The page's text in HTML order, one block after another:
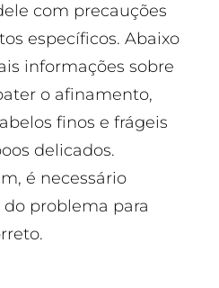
com precauções
específicos. Abaixo
informações sobre
o afinamento,
finos e frágeis
delicados.
é necessário
do problema para